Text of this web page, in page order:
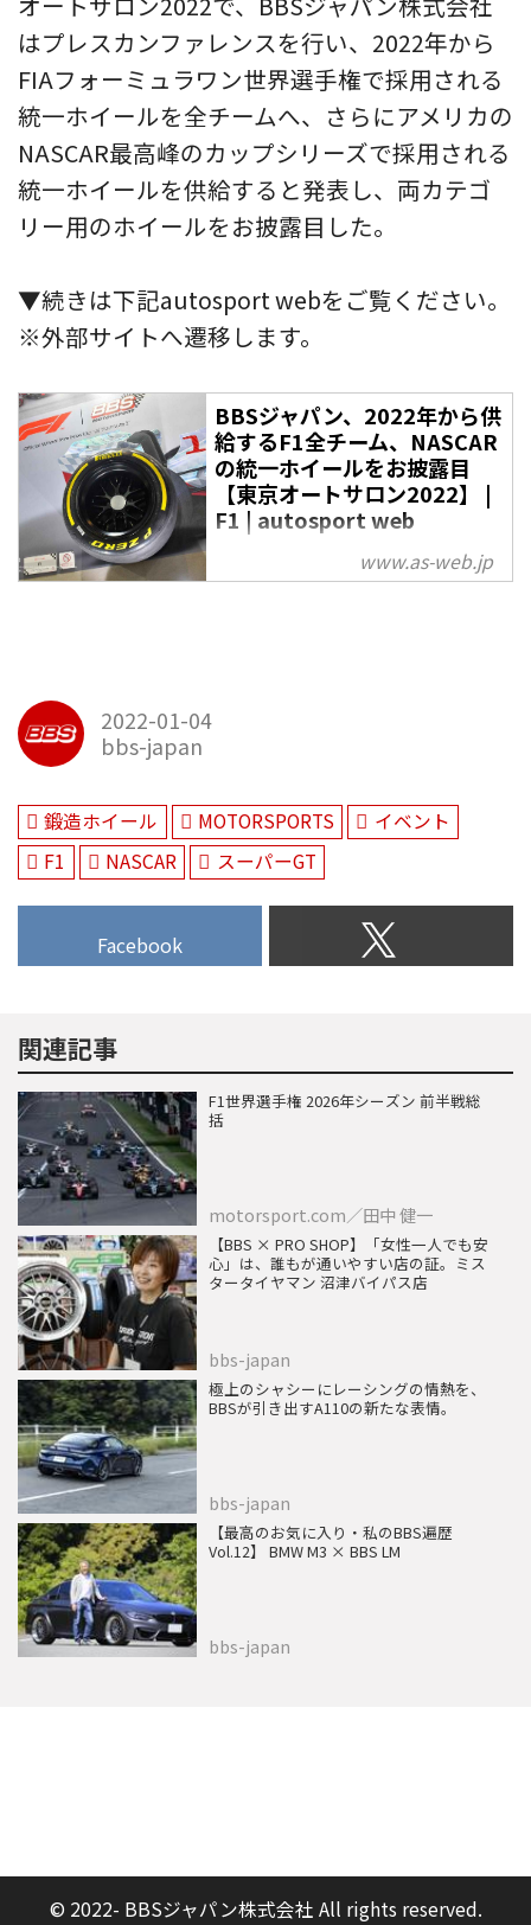
はプレスカンファレンスを行い、2022年から
FIAフォーミュラワン世界選手権で採用される
統一ホイールを全チームへ、さらにアメリカの
NASCAR最高峰のカップシリーズで採用される
統一ホイールを供給すると発表し、両カテゴ
リー用のホイールをお披露目した。
▼続きは下記autosport webをご覧ください。
※外部サイトへ遷移します。
BBSジャパン、2022年から供
給するF1全チーム、NASCAR
の統一ホイールをお披露目
【東京オートサロン2022】 |
F1 | autosport web
1月14日、千葉県の幕張メッセ
で開幕した東京オートサロン
供給すると発表し、両カテゴリー
用のホイールをお披露目した。
www.as-web.jp
2022-01-04
bbs-japan
鍛造ホイール MOTORSPORTS
イベント
F1
NASCAR スーパーGT
Facebook
関連記事
F1世界選手権 2026年シーズン 前半戦総
括
motorsport.com／田中 健一
【BBS × PRO SHOP】「女性一人でも安
心」は、誰もが通いやすい店の証。ミス
タータイヤマン 沼津バイパス店
bbs-japan
極上のシャシーにレーシングの情熱を、
BBSが引き出すA110の新たな表情。
bbs-japan
【最高のお気に入り・私のBBS遍歴
Vol.12】 BMW M3 × BBS LM
bbs-japan
© 2022- BBSジャパン株式会社 All rights reserved.